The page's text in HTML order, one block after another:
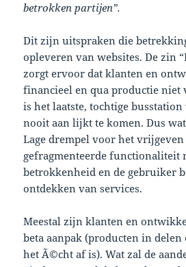
betrokken partijen”.
Dit zijn uitspraken die
opleveren van websites. De zin
zorgt ervoor dat klanten en
financieel en qua productie niet
is het laatste, tochtige
nooit aan lijkt te komen. Dus
Lage drempel voor het
gefragmenteerde functionaliteit
betrokkenheid en de gebruiker
ontdekken vanservices.
Meestal zijn klanten en
beta aanpak (producten in
hetÃ©cht af is). Wat zal de